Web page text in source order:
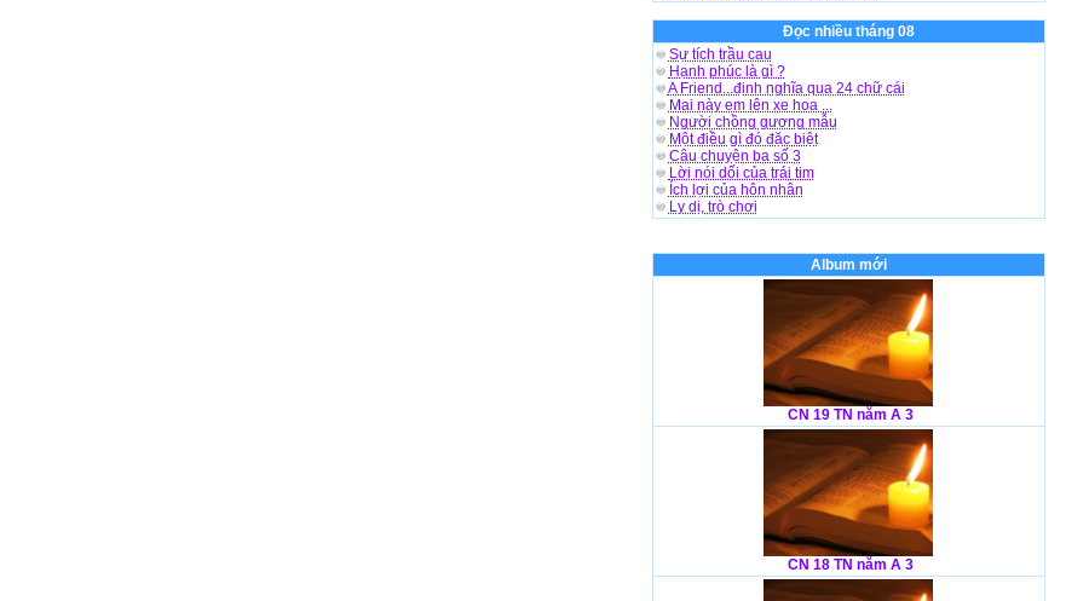
Đọc nhiều tháng 08
Sự tích trầu cau
Hạnh phúc là gì ?
A Friend...định nghĩa qua 24 chữ cái
Mai này em lên xe hoa ...
Người chồng gương mẫu
Một điều gì đó đặc biệt
Câu chuyện ba số 3
Lời nói dối của trái tim
Ích lợi của hôn nhân
Ly dị, trò chơi
Album mới
CN 19 TN năm A 3
CN 18 TN năm A 3